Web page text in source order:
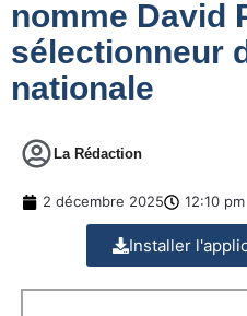
nomme David
sélectionneur
nationale
La Rédaction
2 décembre 2025 12:10 pm
Installer